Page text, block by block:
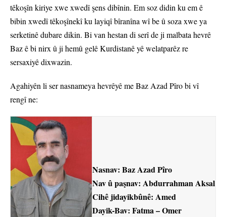
têkoşîn kiriye xwe xwedî şens dibînin. Em soz didin ku em ê
bibin xwedî têkoşînekî ku layiqî bîranîna wî be û soza xwe ya
serketinê dubare dikin. Bi van hestan di serî de ji malbata hevrê
Baz ê bi nirx û ji hemû gelê Kurdistanê yê welatparêz re
sersaxiyê dixwazin.
Agahiyên li ser nasnameya hevrêyê me Baz Azad Pîro bi vî
rengî ne:
Nasnav: Baz Azad Pîro
Nav û paşnav: Abdurrahman Aksal
Cihê jidayikbûnê: Amed
Dayik-Bav: Fatma – Omer